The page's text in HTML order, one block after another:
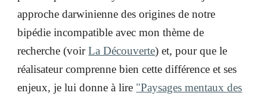
approche darwinienne des origines de notre
bipédie incompatible avec mon thème de
recherche (voir La Découverte) et, pour que le
réalisateur comprenne bien cette différence et ses
enjeux, je lui donne à lire "Paysages mentaux des